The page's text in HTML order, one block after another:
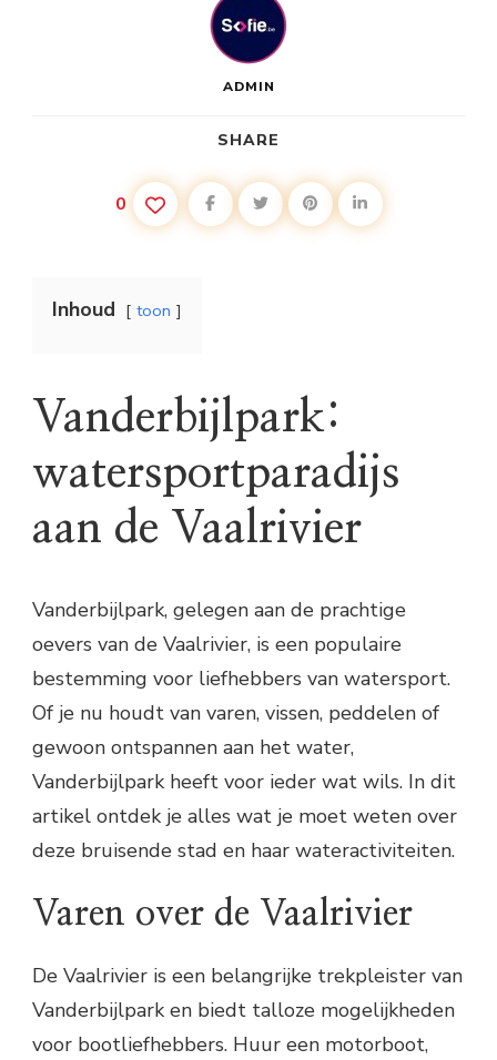
ADMIN
SHARE
0
Inhoud toon
Vanderbijlpark:
watersportparadijs
aan de Vaalrivier
Vanderbijlpark, gelegen aan de prachtige
oevers van de Vaalrivier, is een populaire
bestemming voor liefhebbers van watersport.
Of je nu houdt van varen, vissen, peddelen of
gewoon ontspannen aan het water,
Vanderbijlpark heeft voor ieder wat wils. In dit
artikel ontdek je alles wat je moet weten over
deze bruisende stad en haar wateractiviteiten.
Varen over de Vaalrivier
De Vaalrivier is een belangrijke trekpleister van
Vanderbijlpark en biedt talloze mogelijkheden
voor bootliefhebbers. Huur een motorboot,